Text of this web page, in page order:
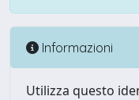
Informazioni
Utilizza questo